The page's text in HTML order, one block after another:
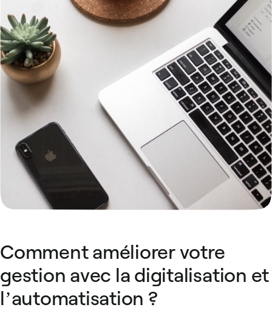
Comment améliorer votre
gestion avec la digitalisation et
l’automatisation ?